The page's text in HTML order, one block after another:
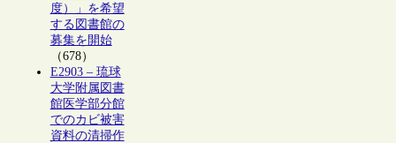
度）」を希望
する図書館の
募集を開始
（678）
E2903 – 琉球
大学附属図書
館医学部分館
でのカビ被害
資料の清掃作